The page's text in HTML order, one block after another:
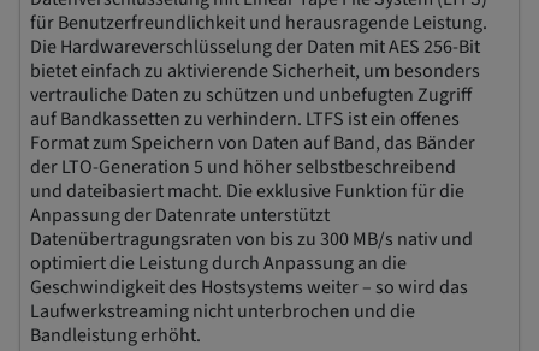
für Benutzerfreundlichkeit und herausragende Leistung.
Die Hardwareverschlüsselung der Daten mit AES 256-Bit
bietet einfach zu aktivierende Sicherheit, um besonders
vertrauliche Daten zu schützen und unbefugten Zugriff
auf Bandkassetten zu verhindern. LTFS ist ein offenes
Format zum Speichern von Daten auf Band, das Bänder
der LTO-Generation 5 und höher selbstbeschreibend
und dateibasiert macht. Die exklusive Funktion für die
Anpassung der Datenrate unterstützt
Datenübertragungsraten von bis zu 300 MB/s nativ und
optimiert die Leistung durch Anpassung an die
Geschwindigkeit des Hostsystems weiter – so wird das
Laufwerkstreaming nicht unterbrochen und die
Bandleistung erhöht.